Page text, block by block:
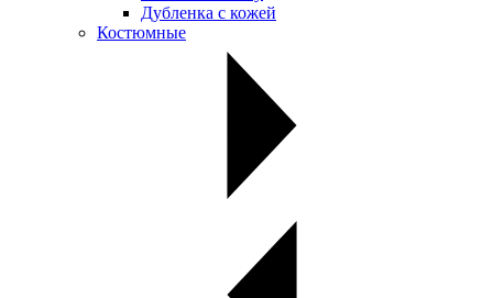
Дубленка с кожей
Костюмные